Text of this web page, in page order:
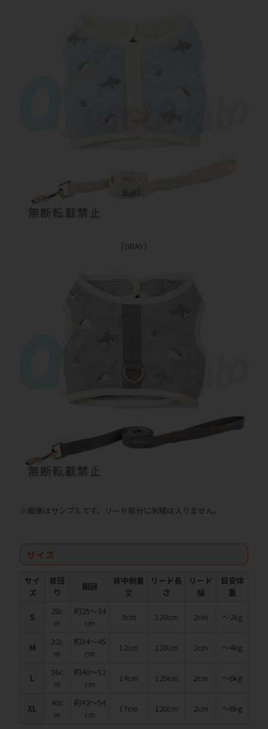
［GRAY］
※画像はサンプルです。リード部分に刺繍は入りません。
サイズ
サイ
ズ
首回
り
胴囲
背中側着
丈
リード長
さ
リード
幅
目安体
重
S
28c
m
約25～34
cm
9cm 120cm 2cm ～2kg
M
32c
m
約34～45
cm
12cm 120cm 2cm ～4kg
L
36c
m
約40～52
cm
14cm 120cm 2cm ～6kg
XL
40c
m
約42～54
cm
17cm 120cm 2cm ～8kg